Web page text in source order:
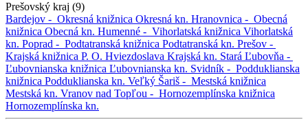
Prešovský kraj (9)
Bardejov - Okresná knižnica Okresná kn. Hranovnica - Obecná
knižnica Obecná kn. Humenné - Vihorlatská knižnica Vihorlatská
kn. Poprad - Podtatranská knižnica Podtatranská kn. Prešov -
Krajská knižnica P. O. Hviezdoslava Krajská kn. Stará Ľubovňa -
Ľubovnianska knižnica Ľubovnianska kn. Svidník - Podduklianska
knižnica Podduklianska kn. Veľký Šariš - Mestská knižnica
Mestská kn. Vranov nad Topľou - Hornozemplínska knižnica
Hornozemplínska kn.